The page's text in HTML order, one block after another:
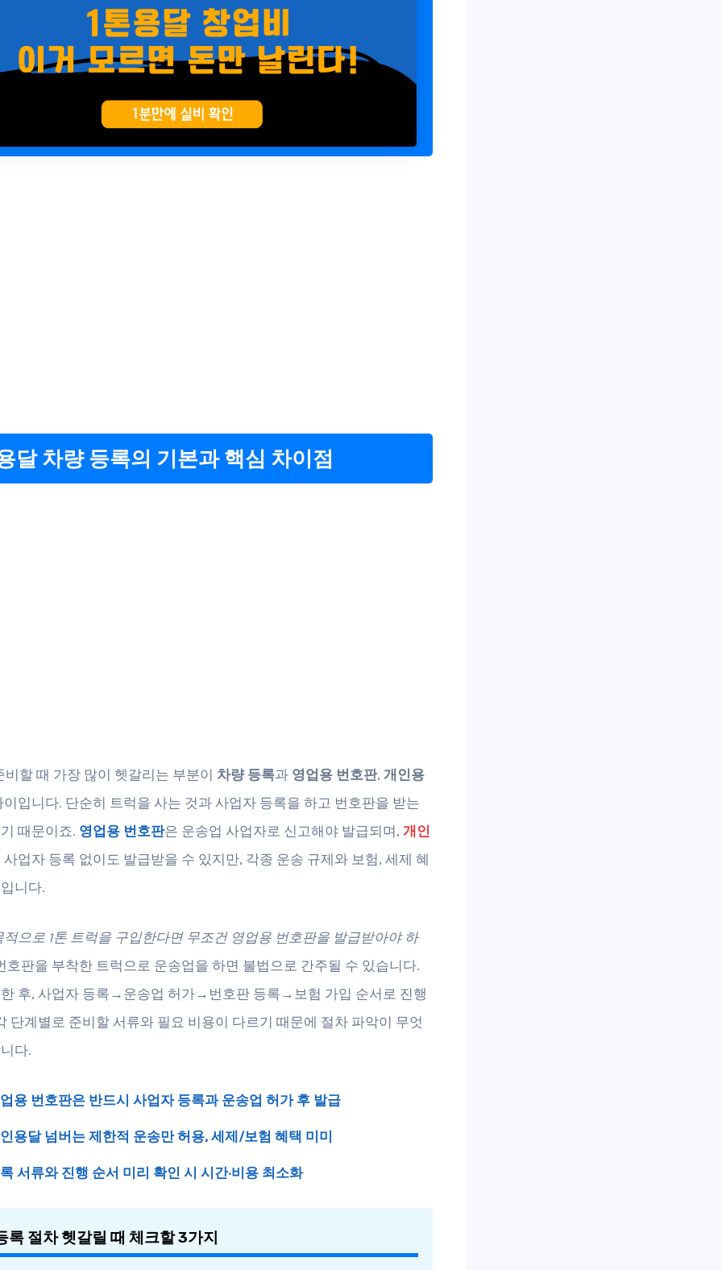
달 차량 등록의 기본과 핵심 차이점
비할 때 가장 많이 헷갈리는 부분이 차량 등록과 영업용 번호판, 개인용
이입니다. 단순히 트럭을 사는 것과 사업자 등록을 하고 번호판을 받는
때문이죠. 영업용 번호판은 운송업 사업자로 신고해야 발급되며, 개인
사업자 등록 없이도 발급받을 수 있지만, 각종 운송 규제와 보험, 세제 혜
니다.
으로 1톤 트럭을 구입한다면 무조건 영업용 번호판을 발급받아야 하
호판을 부착한 트럭으로 운송업을 하면 불법으로 간주될 수 있습니다.
후, 사업자 등록→운송업 허가→번호판 등록→보험 가입 순서로 진행
단계별로 준비할 서류와 필요 비용이 다르기 때문에 절차 파악이 무엇
다.
용 번호판은 반드시 사업자 등록과 운송업 허가 후 발급
용달 넘버는 제한적 운송만 허용, 세제/보험 혜택 미미
서류와 진행 순서 미리 확인 시 시간·비용 최소화
록 절차 헷갈릴 때 체크할 3가지